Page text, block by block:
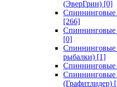
(ЭверГрин) [0]
Спиннинговые
[266]
Спиннинговые
[0]
Спиннинговые
рыбалки) [1]
Спиннинговые
(Графитлидер)